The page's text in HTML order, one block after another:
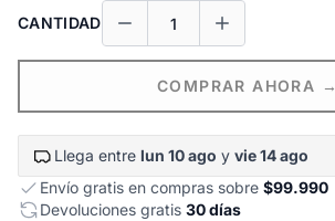
CANTIDAD
COMPRAR AHORA →
Llega entre lun 10 ago y vie 14 ago
Envío gratis en compras sobre $99.990
Devoluciones gratis 30 días